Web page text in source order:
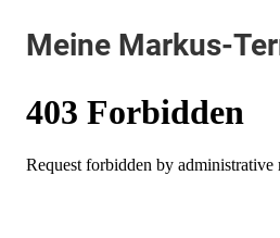
Meine Markus-